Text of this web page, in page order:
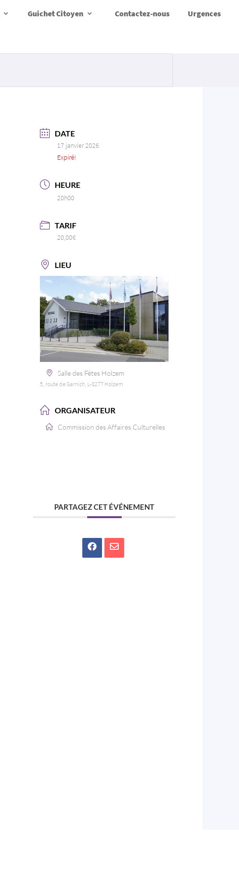
Guichet Citoyen Contactez-nous Urgences
DATE
17 janvier 2026
Expiré!
HEURE
20h00
TARIF
20,00€
LIEU
Salle des Fêtes Holzem
5, route de Garnich, L-8277 Holzem
ORGANISATEUR
Commission des Affaires Culturelles
PARTAGEZ CET ÉVÉNEMENT